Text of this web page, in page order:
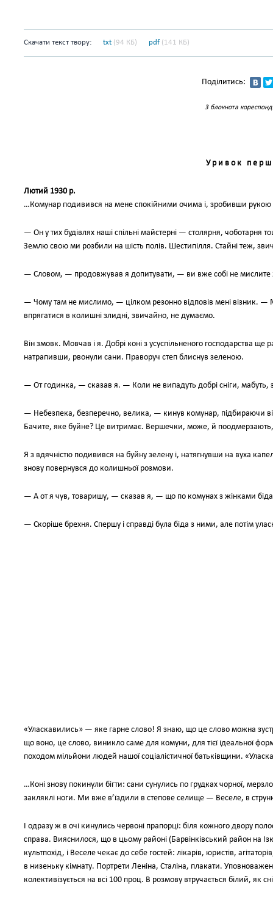
Скачати текст твору: txt (94 КБ) pdf (141 КБ)
Поділитись:
З блокнота
У р и в о к п е р ш
Лютий 1930 р.
…Комунар подивився на мене спокійними очима і, зробивши рукою
— Он у тих будівлях наші спільні майстерні — столярня,
Землю свою ми розбили на шість полів. Шестипілля. Стайні теж,
— Словом, — продовжував я допитувати, — ви вже собі не мислите
— Чому там не мислимо, — цілком резонно відповів мені візник. —
впрягатися в колишні злидні, звичайно, не думаємо.
Він змовк. Мовчав і я. Добрі коні з усуспільненого господарства
натрапивши, рвонули сани. Праворуч степ блиснув зеленою.
— От годинка, — сказав я. — Коли не випадуть добрі сніги, мабуть,
— Небезпека, безперечно, велика, — кинув комунар, підбираючи
Бачите, яке буйне? Це витримає. Вершечки, може, й поодмерзають,
Я з вдячністю подивився на буйну зелену і, натягнувши на вуха
знову повернувся до колишньої розмови.
— А от я чув, товаришу, — сказав я, — що по комунах з жінками
— Скоріше брехня. Спершу і справді була біда з ними, але потім
«Уласкавились» — яке гарне слово! Я знаю, що це слово можна
що воно, це слово, виникло саме для комуни, для тієї ідеальної
походом мільйони людей нашої соціалістичної батьківщини.
…Коні знову покинули бігти: сани сунулись по грудках чорної,
закляклі ноги. Ми вже в’їздили в степове селище — Веселе, в
І одразу ж в очі кинулись червоні прапорці: біля кожного двору
справа. Вияснилося, що в цьому районі (Барвінківський район на
культпохід, і Веселе чекає до себе гостей: лікарів, юристів,
в низеньку кімнату. Портрети Леніна, Сталіна, плакати.
колективізується на всі 100 проц. В розмову втручається білий, як